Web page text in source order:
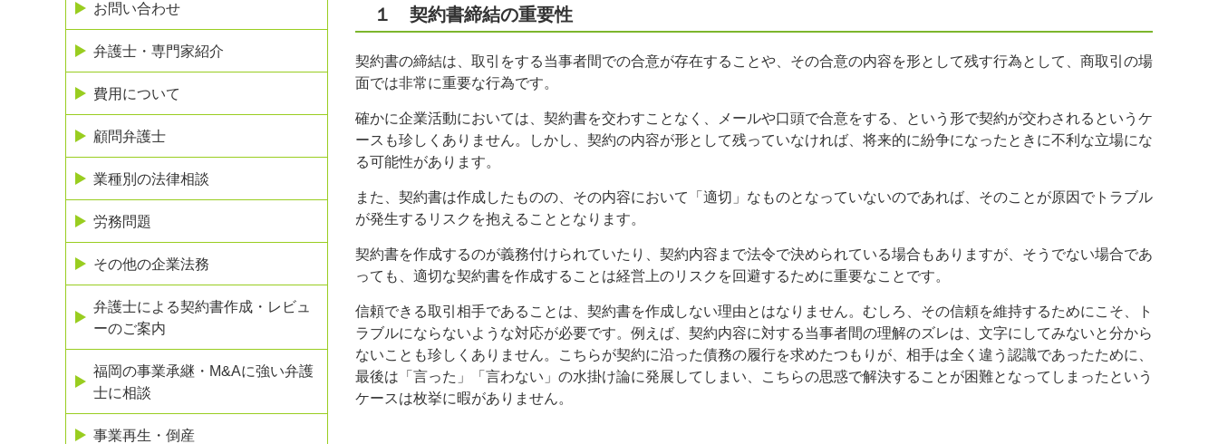
１ 契約書締結の重要性
契約書の締結は、取引をする当事者間での合意が存在することや、その合意の内容を形として残す行為として、商取引の場
面では非常に重要な行為です。
確かに企業活動においては、契約書を交わすことなく、メールや口頭で合意をする、という形で契約が交わされるというケ
ースも珍しくありません。しかし、契約の内容が形として残っていなければ、将来的に紛争になったときに不利な立場にな
る可能性があります。
また、契約書は作成したものの、その内容において「適切」なものとなっていないのであれば、そのことが原因でトラブル
が発生するリスクを抱えることとなります。
契約書を作成するのが義務付けられていたり、契約内容まで法令で決められている場合もありますが、そうでない場合であ
っても、適切な契約書を作成することは経営上のリスクを回避するために重要なことです。
信頼できる取引相手であることは、契約書を作成しない理由とはなりません。むしろ、その信頼を維持するためにこそ、ト
ラブルにならないような対応が必要です。例えば、契約内容に対する当事者間の理解のズレは、文字にしてみないと分から
ないことも珍しくありません。こちらが契約に沿った債務の履行を求めたつもりが、相手は全く違う認識であったために、
最後は「言った」「言わない」の水掛け論に発展してしまい、こちらの思惑で解決することが困難となってしまったという
ケースは枚挙に暇がありません。
お問い合わせ
弁護士・専門家紹介
費用について
顧問弁護士
業種別の法律相談
労務問題
その他の企業法務
弁護士による契約書作成・レビュ
ーのご案内
福岡の事業承継・M&Aに強い弁護
士に相談
事業再生・倒産